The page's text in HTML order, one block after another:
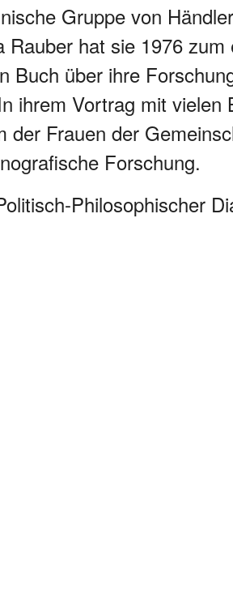
Gruppe von
hat sie 1976 zum
Buch über ihre
ihrem Vortrag mit vielen
der Frauen der
Forschung.
Philosophischer